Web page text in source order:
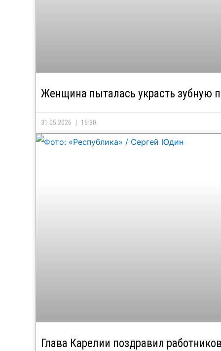
Женщина пыталась украсть зубную
31.05.2026 16:30
Глава Карелии поздравил